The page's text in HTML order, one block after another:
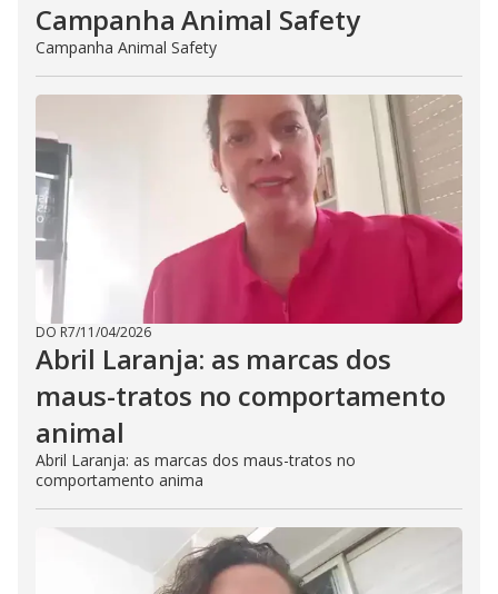
Campanha Animal Safety
Campanha Animal Safety
DO R7/11/04/2026
Abril Laranja: as marcas dos
maus-tratos no comportamento
animal
Abril Laranja: as marcas dos maus-tratos no
comportamento anima